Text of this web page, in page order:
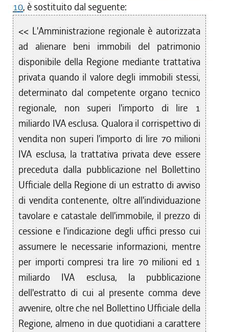
10, è sostituito dal seguente:
<< L'Amministrazione regionale è autorizzata
ad alienare beni immobili del patrimonio
disponibile della Regione mediante trattativa
privata quando il valore degli immobili stessi,
determinato dal competente organo tecnico
regionale, non superi l'importo di lire 1
miliardo IVA esclusa. Qualora il corrispettivo di
vendita non superi l'importo di lire 70 milioni
IVA esclusa, la trattativa privata deve essere
preceduta dalla pubblicazione nel Bollettino
Ufficiale della Regione di un estratto di avviso
di vendita contenente, oltre all'individuazione
tavolare e catastale dell'immobile, il prezzo di
cessione e l'indicazione degli uffici presso cui
assumere le necessarie informazioni, mentre
per importi compresi tra lire 70 milioni ed 1
miliardo IVA esclusa, la pubblicazione
dell'estratto di cui al presente comma deve
avvenire, oltre che nel Bollettino Ufficiale della
Regione, almeno in due quotidiani a carattere